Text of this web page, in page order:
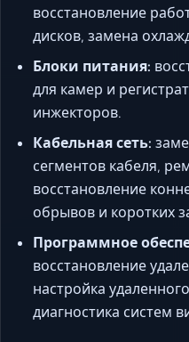
восстановление
дисков, замена
Блоки питания:
для камер и
инжекторов.
Кабельная сеть:
сегментов кабеля,
восстановление
обрывов и коротких
Программное
восстановление
настройка
диагностика систем